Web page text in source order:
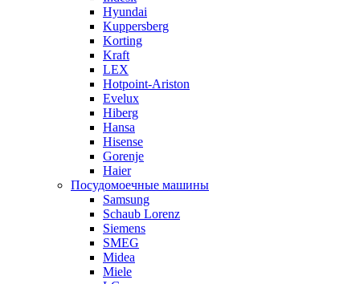
Hyundai
Kuppersberg
Korting
Kraft
LEX
Hotpoint-Ariston
Evelux
Hiberg
Hansa
Hisense
Gorenje
Haier
Посудомоечные машины
Samsung
Schaub Lorenz
Siemens
SMEG
Midea
Miele